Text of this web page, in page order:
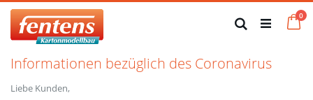
Zum
Inhalt
springen
0
Suche
Informationen bezüglich des Coronavirus
Liebe Kunden,